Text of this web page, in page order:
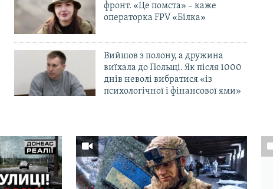
фронт. «Це помста» – каже
операторка FPV «Білка»
Вийшов з полону, а дружина
виїхала до Польщі. Як після 1000
днів неволі вибратися «із
психологічної і фінансової ями»